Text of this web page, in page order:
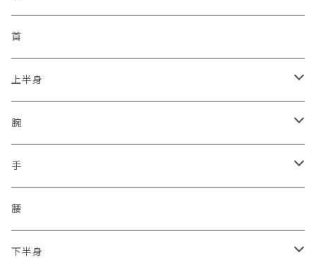
サイドジップ
コンバットソールパターン
タクティカルソールパターン
ラジオホルスター
ミリタリー
シークレットサービス
セキュリティポリス
身分証ケース
本革
タテ型
腕章
差込プレート
刺繍
ソックス
車両
無線設備
格言
災害復興ブランド「KOKONI KITE」
チャリTシャツ
2016.04.14九州「熊本地震」
2011.03.11東北沖地震「東日本大震災」
通信ネットワーク
二輪・バイク隊
トライク（3輪）・バギー・ジープ隊
帽子
首
上半身
ベスト
上着
腕
保護
手
保護
腰
下半身